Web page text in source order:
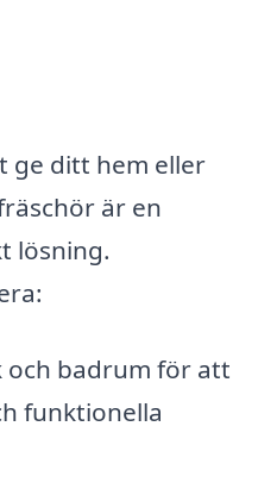
ge ditt hem eller
är en
lösning.
och badrum för att
funktionella